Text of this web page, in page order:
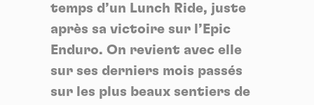
temps d’un Lunch Ride, juste
après sa victoire sur l’Epic
Enduro. On revient avec elle
sur ses derniers mois passés
sur les plus beaux sentiers de